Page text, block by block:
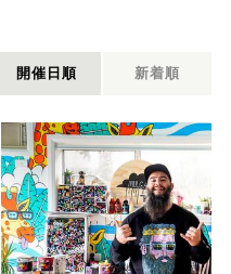
開催日順 新着順